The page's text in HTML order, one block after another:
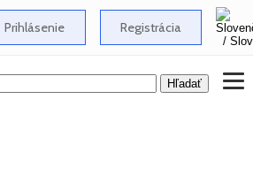
Prihlásenie Registrácia